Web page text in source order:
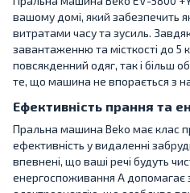
вашому домі, який забезпечить
витратами часу та зусиль.
завантаженню та місткості до 5
повсякденний одяг, так і більш
те, що машина не впорається з
Ефективність прання та
Пральна машина Beko має клас
ефективність у видаленні
впевнені, що ваші речі будуть
енергоспоживання A допомагає